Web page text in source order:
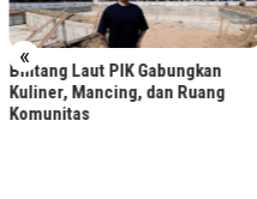
« Laut PIK Gabungkan
Mancing, dan Ruang